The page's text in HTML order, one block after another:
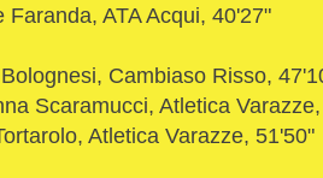
Faranda, ATA Acqui, 40'27"
Cambiaso Risso,
Scaramucci, Atletica
Atletica Varazze, 51'50"